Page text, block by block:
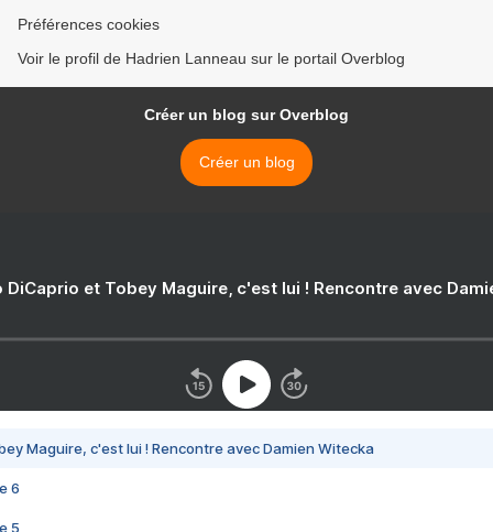
Préférences cookies
Voir le profil de Hadrien Lanneau sur le portail Overblog
Créer un blog sur Overblog
Créer un blog
DiCaprio et Tobey Maguire, c'est lui ! Rencontre avec
Maguire, c'est lui ! Rencontre avec Damien Witecka
6
5